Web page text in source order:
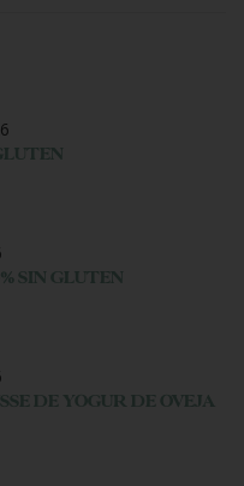
SIN GLUTEN
DE YOGUR DE OVEJA